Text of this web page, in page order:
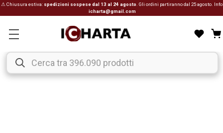
⚠ Chiusura estiva: spedizioni sospese dal 13 al 24 agosto . Gli ordini partiranno dal 25 agosto. Info:
icharta@gmail.com